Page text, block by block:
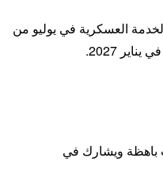
العسكرية في يوليو من
2027.
باهظة ويشارك في